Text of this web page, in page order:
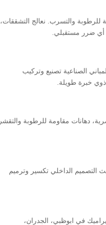
للرطوبة والتسرب. نعالج التشققات،
أي ضرر مستقبلي.
الصناعية تصنيع وتركيب
خبرة طويلة.
دهانات مقاومة للرطوبة والتقشر
التصميم الداخلي تكسير وترميم
في ابوظبي، الجدران،